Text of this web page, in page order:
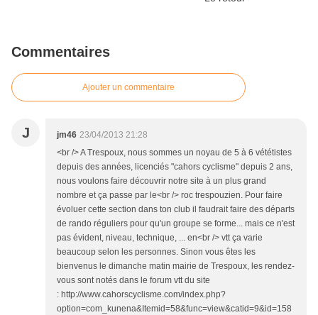
Commentaires
Ajouter un commentaire
J jm46 23/04/2013 21:28
<br /> A Trespoux, nous sommes un noyau de 5 à 6 vététistes
depuis des années, licenciés "cahors cyclisme" depuis 2 ans,
nous voulons faire découvrir notre site à un plus grand
nombre et ça passe par le<br /> roc trespouzien. Pour faire
évoluer cette section dans ton club il faudrait faire des départs
de rando réguliers pour qu'un groupe se forme... mais ce n'est
pas évident, niveau, technique, ... en<br /> vtt ça varie
beaucoup selon les personnes. Sinon vous êtes les
bienvenus le dimanche matin mairie de Trespoux, les rendez-
vous sont notés dans le forum vtt du site
: http://www.cahorscyclisme.com/index.php?
option=com_kunena&Itemid=58&func=view&catid=9&id=158